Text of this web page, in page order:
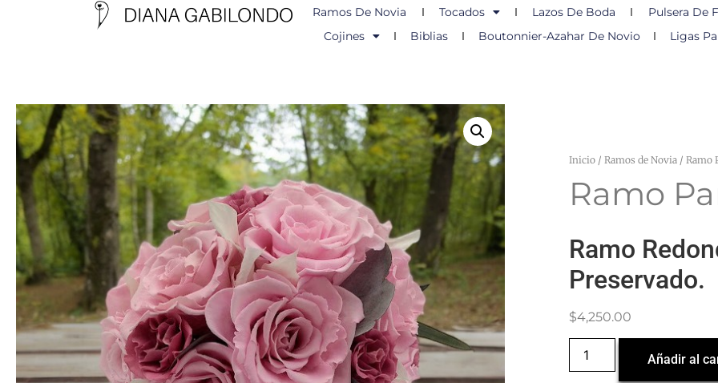
Ramos De Novia Tocados Lazos De Boda Pulsera De
Cojines
Biblias Boutonnier-Azahar De Novio Ligas
Inicio /Ramos de Novia / Ramo
Ramo
Ramo
Preservado.
$4,250.00
Añadir al